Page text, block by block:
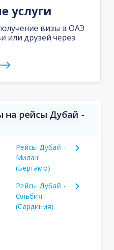
услуги
визы в ОАЭ
или друзей через
рейсы Дубай -
Рейсы Дубай -
Милан
(Бергамо)
Рейсы Дубай -
Ольбия
(Сардиния)